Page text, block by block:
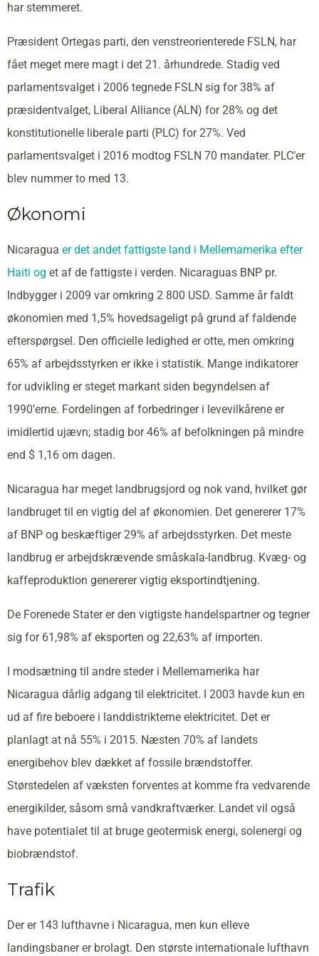
har stemmeret.
Præsident Ortegas parti, den venstreorienterede FSLN, har
fået meget mere magt i det 21. århundrede. Stadig ved
parlamentsvalget i 2006 tegnede FSLN sig for 38% af
præsidentvalget, Liberal Alliance (ALN) for 28% og det
konstitutionelle liberale parti (PLC) for 27%. Ved
parlamentsvalget i 2016 modtog FSLN 70 mandater. PLC’er
blev nummer to med 13.
Økonomi
Nicaragua er det andet fattigste land i Mellemamerika efter
Haiti og et af de fattigste i verden. Nicaraguas BNP pr.
Indbygger i 2009 var omkring 2 800 USD. Samme år faldt
økonomien med 1,5% hovedsageligt på grund af faldende
efterspørgsel. Den officielle ledighed er otte, men omkring
65% af arbejdsstyrken er ikke i statistik. Mange indikatorer
for udvikling er steget markant siden begyndelsen af
1990’erne. Fordelingen af forbedringer i levevilkårene er
imidlertid ujævn; stadig bor 46% af befolkningen på mindre
end $ 1,16 om dagen.
Nicaragua har meget landbrugsjord og nok vand, hvilket gør
landbruget til en vigtig del af økonomien. Det genererer 17%
af BNP og beskæftiger 29% af arbejdsstyrken. Det meste
landbrug er arbejdskrævende småskala-landbrug. Kvæg- og
kaffeproduktion genererer vigtig eksportindtjening.
De Forenede Stater er den vigtigste handelspartner og tegner
sig for 61,98% af eksporten og 22,63% af importen.
I modsætning til andre steder i Mellemamerika har
Nicaragua dårlig adgang til elektricitet. I 2003 havde kun en
ud af fire beboere i landdistrikterne elektricitet. Det er
planlagt at nå 55% i 2015. Næsten 70% af landets
energibehov blev dækket af fossile brændstoffer.
Størstedelen af væksten forventes at komme fra vedvarende
energikilder, såsom små vandkraftværker. Landet vil også
have potentialet til at bruge geotermisk energi, solenergi og
biobrændstof.
Trafik
Der er 143 lufthavne i Nicaragua, men kun elleve
landingsbaner er brolagt. Den største internationale lufthavn